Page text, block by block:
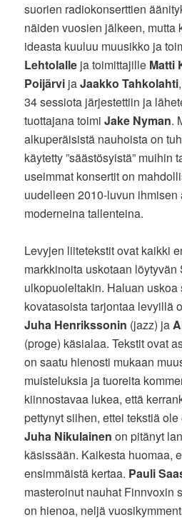
suorien radiokonserttien
näiden vuosien jälkeen, mutta
ideasta kuuluu muusikko ja
Lehtolalle ja toimittajille Matti
Poijärvi jaJaakko Tahkolahti
34 sessiota järjestettiin ja
tuottajana toimiJake Nyman.
alkuperäisistä nauhoista on
käytetty ”säästösyistä” muihin
useimmat konsertit on
uudelleen 2010-luvun ihmisen
moderneina tallenteina.
Levyjen liitetekstit ovat kaikki
markkinoita uskotaan löytyvän
ulkopuoleltakin. Haluan
kovatasoista tarjontaa levyillä
Juha Henrikssonin (jazz) ja
(proge) käsialaa. Tekstit ovat
on saatu hienosti mukaan
muisteluksia ja tuoreita
kiinnostavaa lukea, että
pettynyt siihen, ettei tekstiä
Juha Nikulainen on pitänyt
käsissään. Kaikesta huomaa,
ensimmäistä kertaa. Pauli
masteroinut nauhat Finnvoxin
on hienoa, neljä